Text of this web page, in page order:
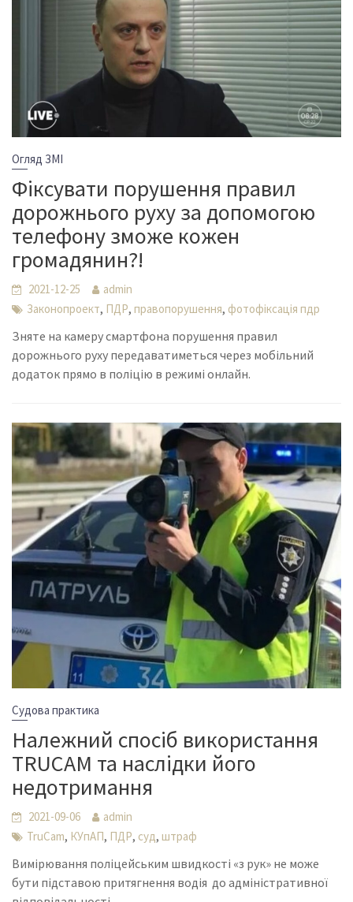
Огляд ЗМІ
Фіксувати порушення правил
дорожнього руху за допомогою
телефону зможе кожен
громадянин?!
2021-12-25
admin
Законопроект, ПДР,правопорушення, фотофіксація пдр
Зняте на камеру смартфона порушення правил
дорожнього руху передаватиметься через мобільний
додаток прямо в поліцію в режимі онлайн.
Судова практика
Належний спосіб використання
TRUCAM та наслідки його
недотримання
2021-09-06
admin
TruCam, КУпАП, ПДР, суд,штраф
Вимірювання поліцейським швидкості «з рук» не може
бути підставою притягнення водія до адміністративної